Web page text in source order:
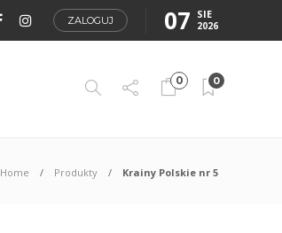
ZALOGUJ 07 SIE
2026
0 0
Home Produkty Krainy Polskie nr 5